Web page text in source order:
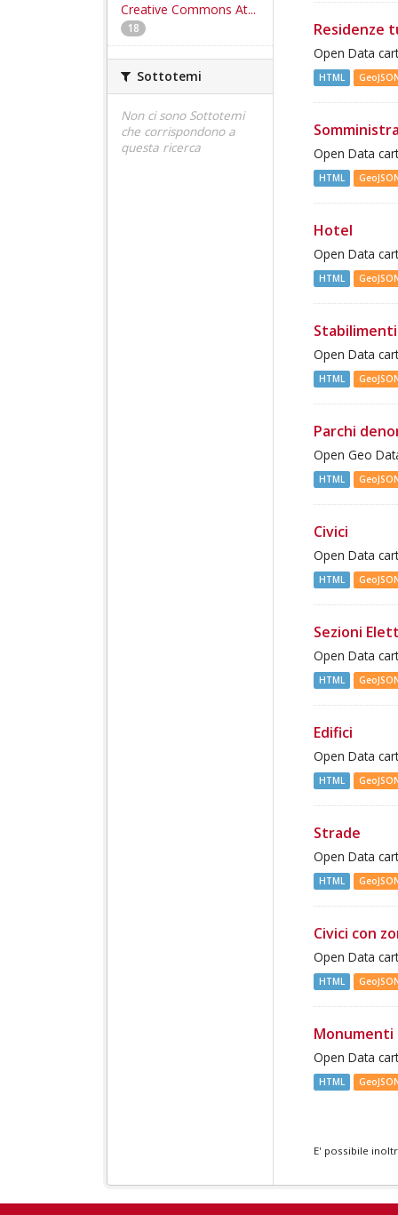
Creative Commons At...
18
Sottotemi
Non ci sono Sottotemi
che corrispondono a
questa ricerca
Residenze
Open Data
HTML
Open Data
HTML
Hotel
Open Data
HTML
Open Data
HTML
Parchi
Open Geo
HTML
Civici
Open Data
HTML
Sezioni
Open Data
HTML
Edifici
Open Data
HTML
Strade
Open Data
HTML
Civici con
Open Data
HTML
Monumenti
Open Data
HTML
E' possibile